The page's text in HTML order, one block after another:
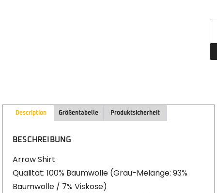
Description Größentabelle Produktsicherheit
BESCHREIBUNG
Arrow Shirt
Qualität: 100% Baumwolle (Grau-Melange: 93%
Baumwolle / 7% Viskose)